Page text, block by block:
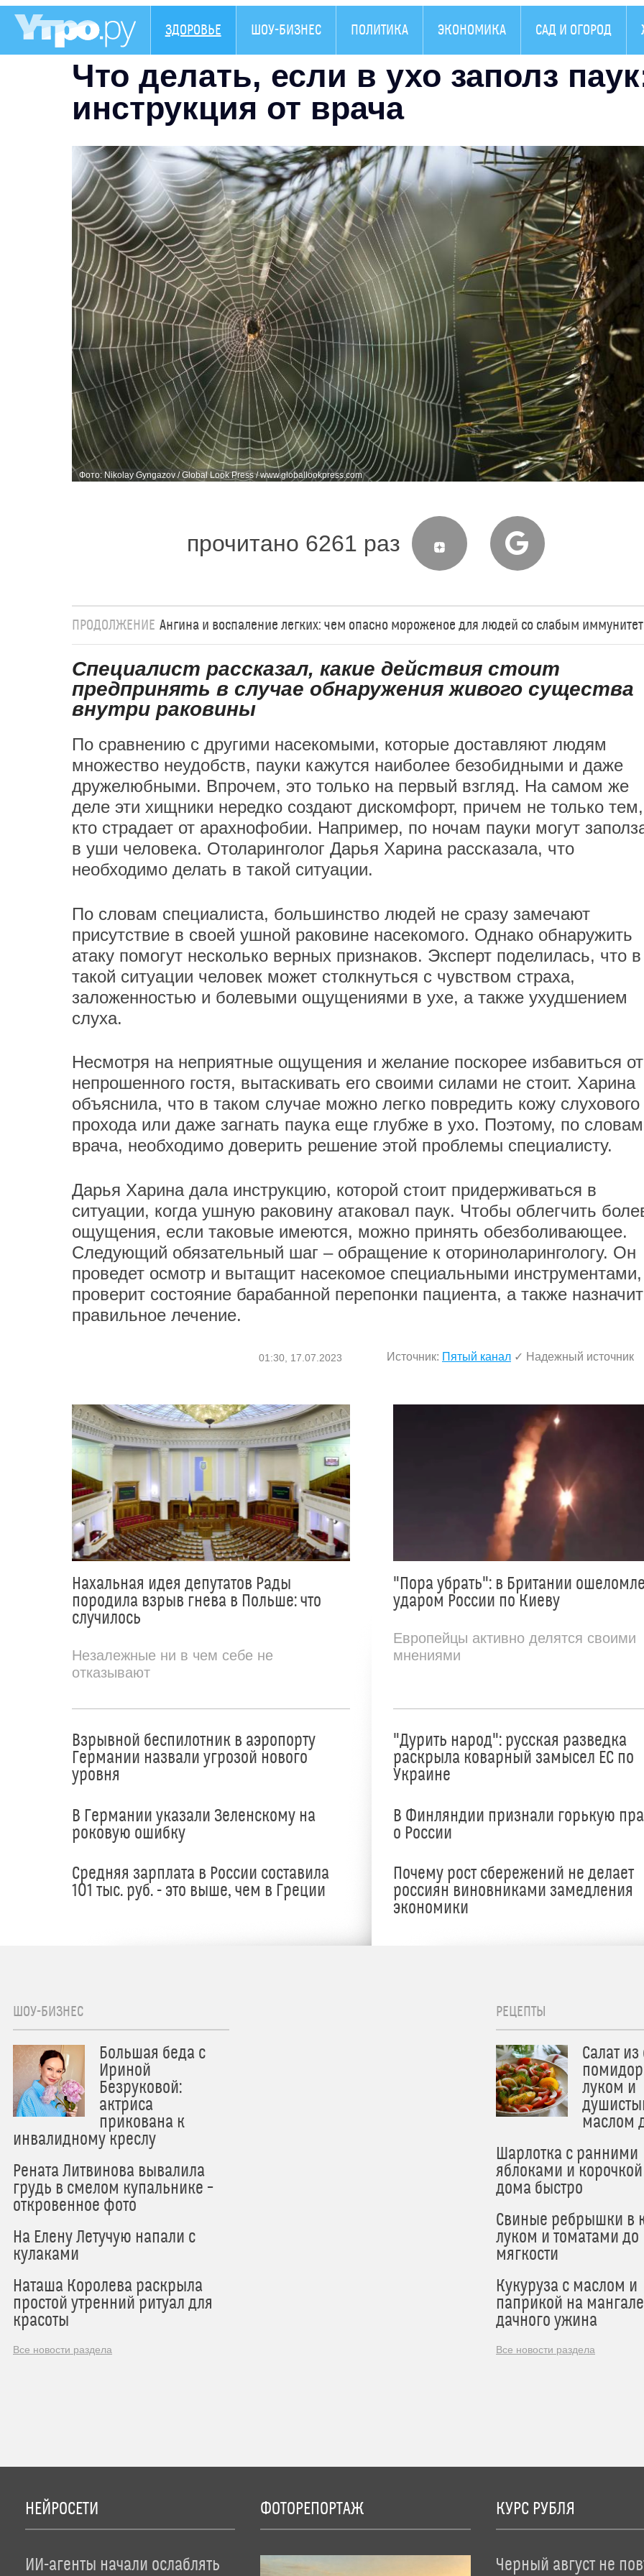
ЗДОРОВЬЕ ШОУ-БИЗНЕС ПОЛИТИКА ЭКОНОМИКА САД И ОГОРОД
Что делать, если в ухо заполз
инструкция от врача
Фото: Nikolay Gyngazov / Global Look Press / www.globallookpress.com
прочитано 6261 раз
ПРОДОЛЖЕНИЕ Ангина и воспаление легких: чем опасно мороженое для людей со слабым
Специалист рассказал, какие действия стоит
предпринять в случае обнаружения живого существа
внутри раковины
По сравнению с другими насекомыми, которые доставляют людям
множество неудобств, пауки кажутся наиболее безобидными и даже
дружелюбными. Впрочем, это только на первый взгляд. На самом же
деле эти хищники нередко создают дискомфорт, причем не только тем,
кто страдает от арахнофобии. Например, по ночам пауки могут
в уши человека. Отоларинголог Дарья Харина рассказала, что
необходимо делать в такой ситуации.
По словам специалиста, большинство людей не сразу замечают
присутствие в своей ушной раковине насекомого. Однако обнаружить
атаку помогут несколько верных признаков. Эксперт поделилась, что в
такой ситуации человек может столкнуться с чувством страха,
заложенностью и болевыми ощущениями в ухе, а также ухудшением
слуха.
Несмотря на неприятные ощущения и желание поскорее избавиться от
непрошенного гостя, вытаскивать его своими силами не стоит. Харина
объяснила, что в таком случае можно легко повредить кожу слухового
прохода или даже загнать паука еще глубже в ухо. Поэтому, по словам
врача, необходимо доверить решение этой проблемы специалисту.
Дарья Харина дала инструкцию, которой стоит придерживаться в
ситуации, когда ушную раковину атаковал паук. Чтобы облегчить
ощущения, если таковые имеются, можно принять обезболивающее.
Следующий обязательный шаг – обращение к оториноларингологу. Он
проведет осмотр и вытащит насекомое специальными инструментами,
проверит состояние барабанной перепонки пациента, а также назначит
правильное лечение.
01:30, 17.07.2023 Источник: Пятый канал ✓ Надежный источник
Нахальная идея депутатов Рады
породила взрыв гнева в Польше: что
случилось
Незалежные ни в чем себе не
отказывают
Взрывной беспилотник в аэропорту
Германии назвали угрозой нового
уровня
В Германии указали Зеленскому на
роковую ошибку
Средняя зарплата в России составила
101 тыс. руб. - это выше, чем в Греции
"Пора убрать": в Британии
ударом России по Киеву
Европейцы активно делятся своими
мнениями
"Дурить народ": русская разведка
раскрыла коварный замысел ЕС по
Украине
В Финляндии признали горькую
о России
Почему рост сбережений не делает
россиян виновниками замедления
экономики
ШОУ-БИЗНЕС
Большая беда с
Ириной
Безруковой:
актриса
прикована к
инвалидному креслу
Рената Литвинова вывалила
грудь в смелом купальнике –
откровенное фото
На Елену Летучую напали с
кулаками
Наташа Королева раскрыла
простой утренний ритуал для
красоты
Все новости раздела
РЕЦЕПТЫ
Салат
луком и
маслом
Шарлотка с ранними
яблоками и
дома быстро
Свиные ребрышки в
луком и томатами до
мягкости
Кукуруза с маслом и
паприкой на
дачного ужина
Все новости раздела
НЕЙРОСЕТИ
ИИ-агенты начали ослаблять
ФОТОРЕПОРТАЖ КУРС РУБЛЯ
Черный август не